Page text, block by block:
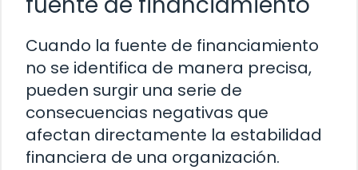
Cuando la fuente de financiamiento
no se identifica de manera precisa,
pueden surgir una serie de
consecuencias negativas que
afectan directamente la estabilidad
financiera de una organización.